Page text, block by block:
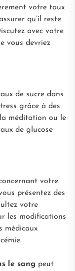
votre taux
qu’il reste
avec votre
vous devriez
de sucre dans
grâce à des
méditation ou le
de glucose
votre
présentez des
votre
les modifications
médicaux
le sang peut